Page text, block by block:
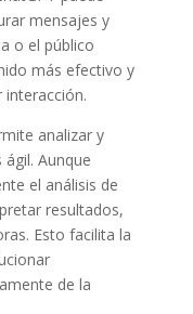
mensajes y
o el público
más efectivo y
interacción.
analizar y
Aunque
el análisis de
resultados,
Esto facilita la
de la